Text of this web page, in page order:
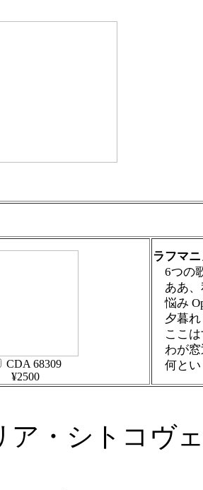
CDA 68309
¥2500
ラフマ
6つの
ああ、
悩み
夕暮れ
ここは
わが窓
何とい
・シトコヴ